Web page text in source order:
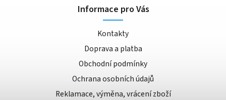
Informace pro Vás
Kontakty
Doprava a platba
Obchodní podmínky
Ochrana osobních údajů
Reklamace, výměna, vrácení zboží